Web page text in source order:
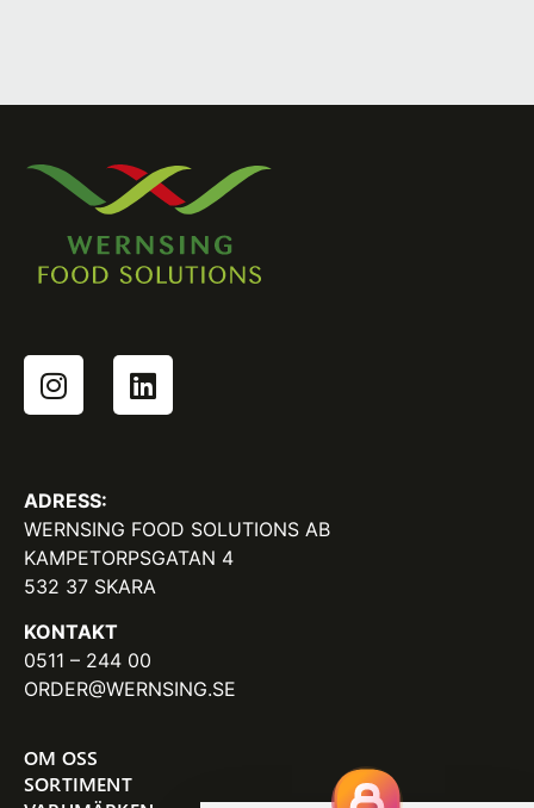
ADRESS:
WERNSING FOOD SOLUTIONS AB
KAMPETORPSGATAN 4
532 37 SKARA
KONTAKT
0511 – 244 00
ORDER@WERNSING.SE
OM OSS
SORTIMENT